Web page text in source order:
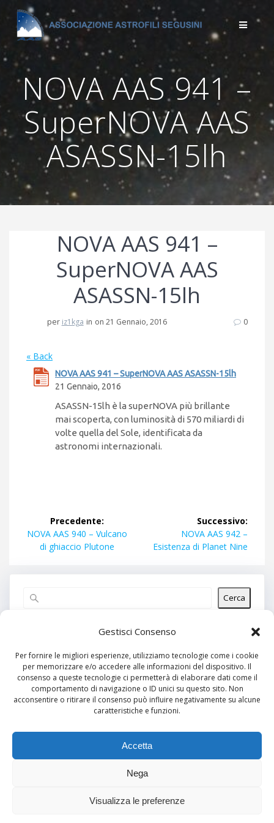
Gestisci Consenso
Per fornire le migliori esperienze, utilizziamo tecnologie come i cookie
per memorizzare e/o accedere alle informazioni del dispositivo. Il
consenso a queste tecnologie ci permetterà di elaborare dati come il
comportamento di navigazione o ID unici su questo sito. Non
acconsentire o ritirare il consenso può influire negativamente su alcune
caratteristiche e funzioni.
Accetta
Nega
Visualizza le preferenze
Salta
al
contenuto
NOVA AAS 941 –
SuperNOVA AAS
ASASSN-15lh
NOVA AAS 941 –
SuperNOVA AAS
ASASSN-15lh
per iz1kga in on 21 Gennaio, 2016 0
« Back
NOVA AAS 941 – SuperNOVA AAS ASASSN-15lh
21 Gennaio, 2016
ASASSN-15lh è la superNOVA più brillante
mai scoperta, con luminosità di 570 miliardi di
volte quella del Sole, identificata da
astronomi internazionali.
Navigazione
articoli
Precedente:
Articolo
precedente:
NOVA AAS 940 – Vulcano
di ghiaccio Plutone
Successivo:
Articolo
successivo:
NOVA AAS 942 –
Esistenza di Planet Nine
Cerca
Articoli recenti
Commenti recenti
Nessun commento da mostrare.
Nessun archivio da mostrare.
Categorie
Nessuna categoria